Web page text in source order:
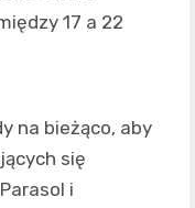
17 a 22
na bieżąco, aby
się
i